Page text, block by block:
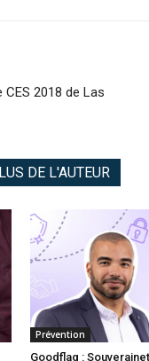
2018 de Las
DE L'AUTEUR
Prévention
Goodflag :